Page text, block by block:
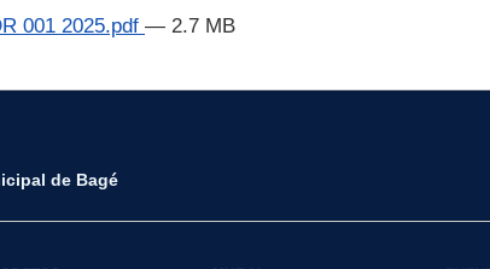
001 2025.pdf — 2.7 MB
de Bagé